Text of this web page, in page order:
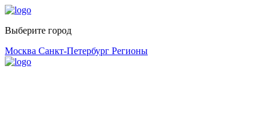
Выберите город
Москва Санкт-Петербург Регионы